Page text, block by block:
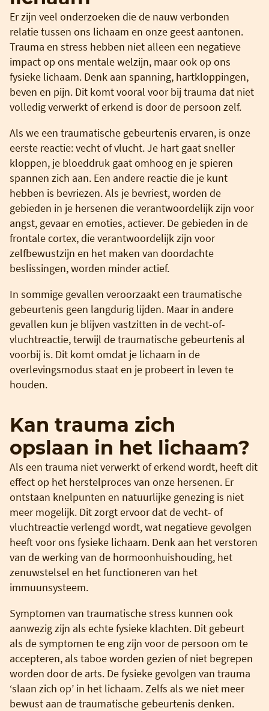
Er zijn veel onderzoeken die de nauw verbonden
relatie tussen ons lichaam en onze geest aantonen.
Trauma en stress hebben niet alleen een negatieve
impact op ons mentale welzijn, maar ook op ons
fysieke lichaam. Denk aan spanning, hartkloppingen,
beven en pijn. Dit komt vooral voor bij trauma dat niet
volledig verwerkt of erkend is door de persoon zelf.
Als we een traumatische gebeurtenis ervaren, is onze
eerste reactie: vecht of vlucht. Je hart gaat sneller
kloppen, je bloeddruk gaat omhoog en je spieren
spannen zich aan. Een andere reactie die je kunt
hebben is bevriezen. Als je bevriest, worden de
gebieden in je hersenen die verantwoordelijk zijn voor
angst, gevaar en emoties, actiever. De gebieden in de
frontale cortex, die verantwoordelijk zijn voor
zelfbewustzijn en het maken van doordachte
beslissingen, worden minder actief.
In sommige gevallen veroorzaakt een traumatische
gebeurtenis geen langdurig lijden. Maar in andere
gevallen kun je blijven vastzitten in de vecht-of-
vluchtreactie, terwijl de traumatische gebeurtenis al
voorbij is. Dit komt omdat je lichaam in de
overlevingsmodus staat en je probeert in leven te
houden.
Kan trauma zich
opslaan in het lichaam?
Als een trauma niet verwerkt of erkend wordt, heeft dit
effect op het herstelproces van onze hersenen. Er
ontstaan knelpunten en natuurlijke genezing is niet
meer mogelijk. Dit zorgt ervoor dat de vecht- of
vluchtreactie verlengd wordt, wat negatieve gevolgen
heeft voor ons fysieke lichaam. Denk aan het verstoren
van de werking van de hormoonhuishouding, het
zenuwstelsel en het functioneren van het
immuunsysteem.
Symptomen van traumatische stress kunnen ook
aanwezig zijn als echte fysieke klachten. Dit gebeurt
als de symptomen te eng zijn voor de persoon om te
accepteren, als taboe worden gezien of niet begrepen
worden door de arts. De fysieke gevolgen van trauma
‘slaan zich op’ in het lichaam. Zelfs als we niet meer
bewust aan de traumatische gebeurtenis denken.